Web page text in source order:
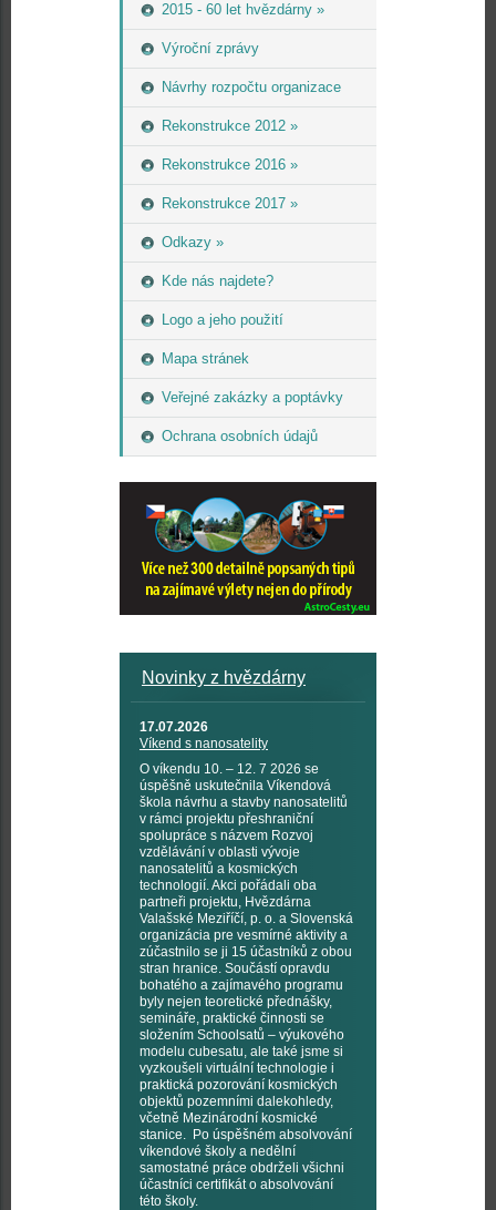
2015 - 60 let hvězdárny »
Výroční zprávy
Návrhy rozpočtu organizace
Rekonstrukce 2012 »
Rekonstrukce 2016 »
Rekonstrukce 2017 »
Odkazy »
Kde nás najdete?
Logo a jeho použití
Mapa stránek
Veřejné zakázky a poptávky
Ochrana osobních údajů
Novinky z hvězdárny
17.07.2026
Víkend s nanosatelity
O víkendu 10. – 12. 7 2026 se
úspěšně uskutečnila Víkendová
škola návrhu a stavby nanosatelitů
v rámci projektu přeshraniční
spolupráce s názvem Rozvoj
vzdělávání v oblasti vývoje
nanosatelitů a kosmických
technologií. Akci pořádali oba
partneři projektu, Hvězdárna
Valašské Meziříčí, p. o. a Slovenská
organizácia pre vesmírné aktivity a
zúčastnilo se ji 15 účastníků z obou
stran hranice. Součástí opravdu
bohatého a zajímavého programu
byly nejen teoretické přednášky,
semináře, praktické činnosti se
složením Schoolsatů – výukového
modelu cubesatu, ale také jsme si
vyzkoušeli virtuální technologie i
praktická pozorování kosmických
objektů pozemními dalekohledy,
včetně Mezinárodní kosmické
stanice. Po úspěšném absolvování
víkendové školy a nedělní
samostatné práce obdrželi všichni
účastníci certifikát o absolvování
této školy.